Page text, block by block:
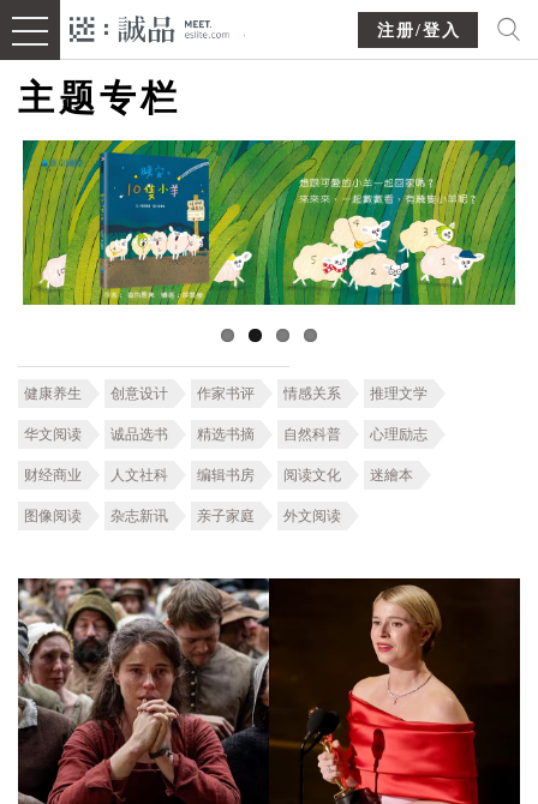
注册/登入
主题专栏
健康养生 创意设计 作家书评 情感关系 推理文学
华文阅读 诚品选书 精选书摘 自然科普 心理励志
财经商业 人文社科 编辑书房 阅读文化 迷繪本
图像阅读 杂志新讯 亲子家庭 外文阅读